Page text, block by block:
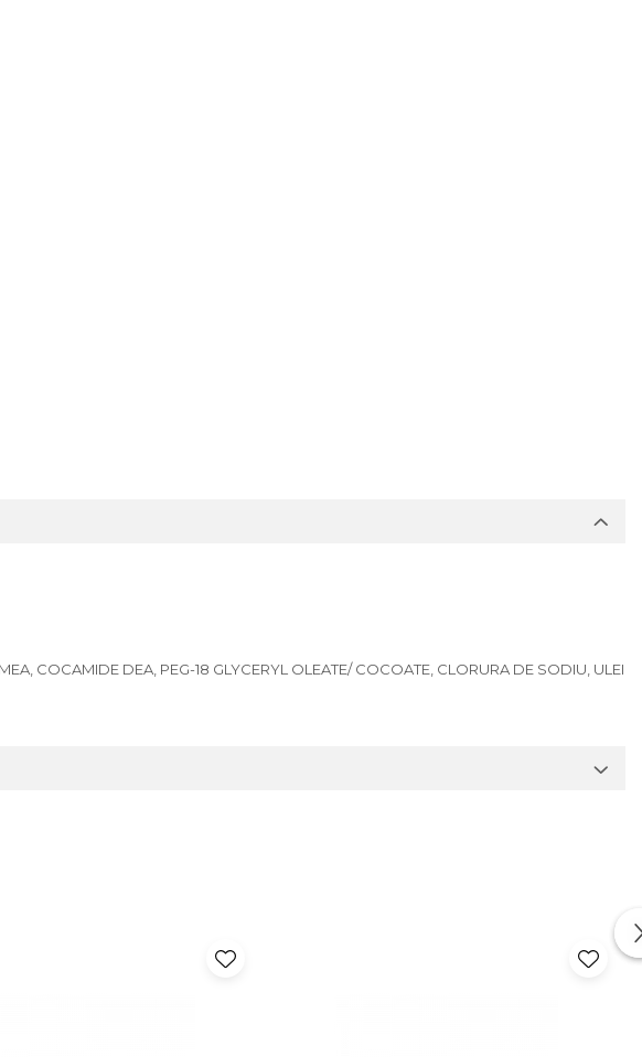
COCAMIDE DEA, PEG-18 GLYCERYL OLEATE/ COCOATE, CLORURA DE SODIU, ULEI